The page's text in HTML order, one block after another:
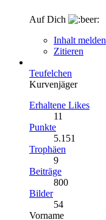
Auf Dich
Inhalt melden
Zitieren
Teufelchen
Kurvenjäger
Erhaltene Likes
11
Punkte
5.151
Trophäen
9
Beiträge
800
Bilder
54
Vorname